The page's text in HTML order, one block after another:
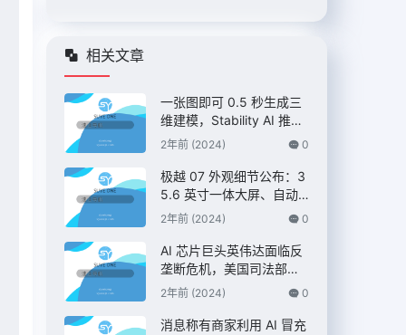
相关文章
一张图即可 0.5 秒生成三
维建模，Stability AI 推出
“Stable Fast 3D”模型
2年前 (2024) 0
极越 07 外观细节公布：3
5.6 英寸一体大屏、自动
升降尾翼，定位 C 级纯电
2年前 (2024) 0
AI 芯片巨头英伟达面临反
垄断危机，美国司法部双
管齐下展开调查 – IT之家
2年前 (2024) 0
消息称有商家利用 AI 冒充